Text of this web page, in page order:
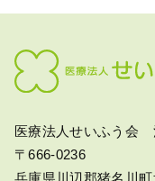
医療法人せいふう会
〒666-0236